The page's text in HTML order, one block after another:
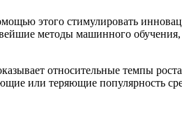
этого стимулировать
методы машинного
относительные темпы
или теряющие популярность